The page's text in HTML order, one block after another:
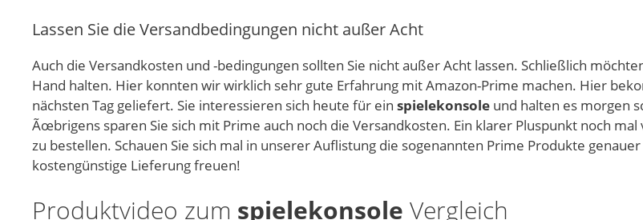
Lassen Sie die Versandbedingungen nicht außer Acht
Auch die Versandkosten und -bedingungen sollten Sie nicht außer Acht lassen. Schließlich
Hand halten. Hier konnten wir wirklich sehr gute Erfahrung mit Amazon-Prime machen. Hier
nächsten Tag geliefert. Sie interessieren sich heute für ein spielekonsole und halten es morgen
Ãœbrigens sparen Sie sich mit Prime auch noch die Versandkosten. Ein klarer Pluspunkt noch mal
zu bestellen. Schauen Sie sich mal in unserer Auflistung die sogenannten Prime Produkte
kostengünstige Lieferung freuen!
Produktvideo zum spielekonsole Vergleich